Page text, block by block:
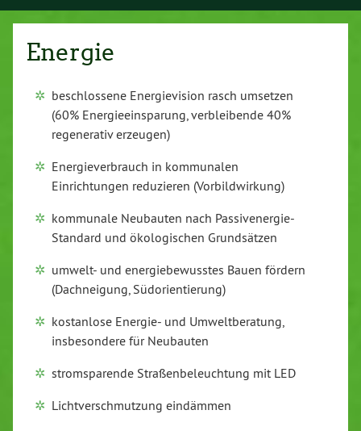
Energie
beschlossene Energievision rasch umsetzen
(60% Energieeinsparung, verbleibende 40%
regenerativ erzeugen)
Energieverbrauch in kommunalen
Einrichtungen reduzieren (Vorbildwirkung)
kommunale Neubauten nach Passivenergie-
Standard und ökologischen Grundsätzen
umwelt- und energiebewusstes Bauen fördern
(Dachneigung, Südorientierung)
kostanlose Energie- und Umweltberatung,
insbesondere für Neubauten
stromsparende Straßenbeleuchtung mit LED
Lichtverschmutzung eindämmen